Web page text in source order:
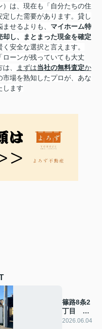
）は、現在も「自分たちの住
した需要があります。貸し
せるよりも、 マイホーム特
し、まとまった現金を確定
安全な選択と言えます。
ローンが残っていても大丈
、
まずは当社の無料査定か
市場を熟知したプロが、あな
します
篠路8条2
丁目 土
地
2026.06.04